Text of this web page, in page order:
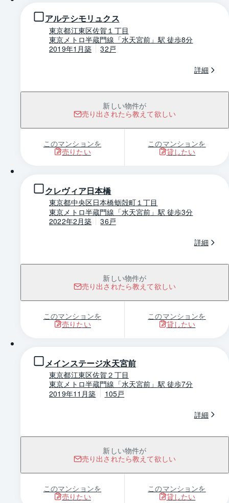
アルテシモリュクス
東京都江東区佐賀１丁目
東京メトロ半蔵門線「水天宮前」駅 徒歩8分
2019年1月築
32戸
詳細
新しい物件が
売り出されたら教えて欲しい
このマンションを
売りたい
このマンションを
貸したい
クレヴィア日本橋
東京都中央区日本橋蛎殻町１丁目
東京メトロ半蔵門線「水天宮前」駅 徒歩3分
2022年2月築
36戸
詳細
新しい物件が
売り出されたら教えて欲しい
このマンションを
売りたい
このマンションを
貸したい
メインステージ水天宮前
東京都江東区佐賀２丁目
東京メトロ半蔵門線「水天宮前」駅 徒歩7分
2019年11月築
105戸
詳細
新しい物件が
売り出されたら教えて欲しい
このマンションを
売りたい
このマンションを
貸したい